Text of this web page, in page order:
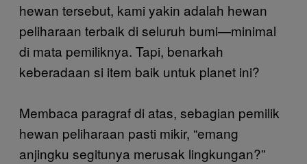
hewan tersebut, kami yakin adalah hewan
peliharaan terbaik di seluruh bumi—minimal
di mata pemiliknya. Tapi, benarkah
keberadaan si item baik untuk planet ini?
Membaca paragraf di atas, sebagian pemilik
hewan peliharaan pasti mikir, “emang
anjingku segitunya merusak lingkungan?”